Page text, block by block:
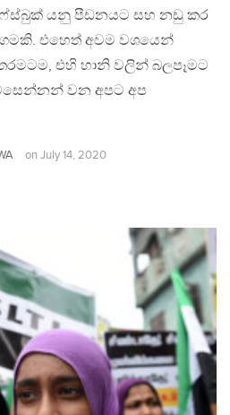
ෆේස්බුක් යනු පීඩනයට සහ නඩු කර
එහෙත් අවම වශයෙන්
එහි හානි වලින් බලපෑමට
වන අපට අප
on July 14, 2020